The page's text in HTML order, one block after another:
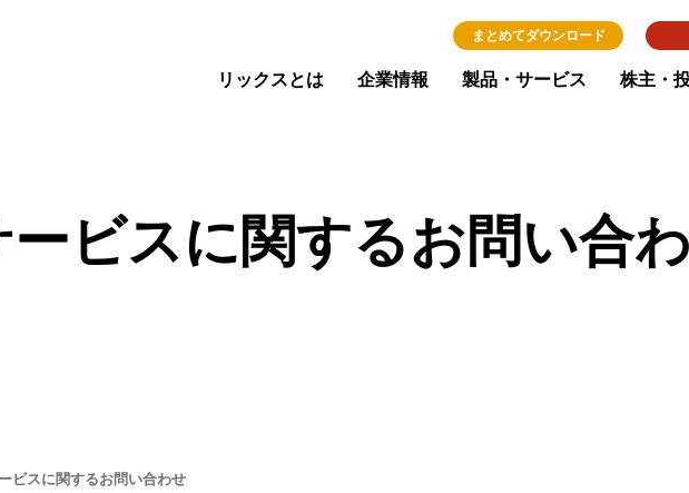
まとめてダウンロード
リックスとは 企業情報 製品・サービス 株主・
ビスに関するお問い合わせ
ビスに関するお問い合